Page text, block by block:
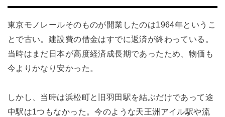
東京モノレールそのものが開業したのは1964年というこ
とで古い。建設費の借金はすでに返済が終わっている。
当時はまだ日本が高度経済成長期であったため、物価も
今よりかなり安かった。
しかし、当時は浜松町と旧羽田駅を結ぶだけであって途
中駅は1つもなかった。今のような天王洲アイル駅や流